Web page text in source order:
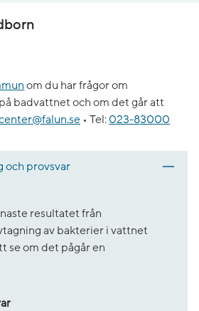
om du har frågor om
badvattnet och om det går att
• Tel: 023-83000
och provsvar
resultatet från
av bakterier i vattnet
se om det pågår en